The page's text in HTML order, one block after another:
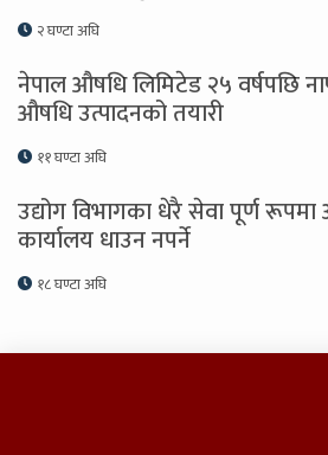
२ घण्टा अघि
नेपाल औषधि लिमिटेड २५ वर्षपछि
औषधि उत्पादनको तयारी
११ घण्टा अघि
उद्योग विभागका धेरै सेवा पूर्ण रूपमा
कार्यालय धाउन नपर्ने
१८ घण्टा अघि